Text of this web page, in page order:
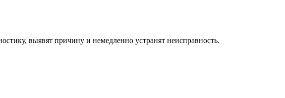
выявят причину и немедленно устранят неисправность.